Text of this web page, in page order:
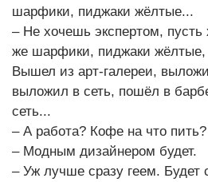
шарфики, пиджаки жёлтые...
– Не хочешь экспертом, пусть
же шарфики, пиджаки
Вышел из арт-галереи,
выложил в сеть, пошёл в
сеть...
– А работа? Кофе на что пить?
– Модным дизайнером будет.
– Уж лучше сразу геем. Будет